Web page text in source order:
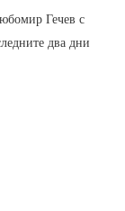
Гечев с
два дни